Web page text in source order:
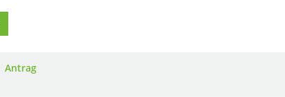
Antrag